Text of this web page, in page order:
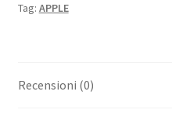
Tag: APPLE
Recensioni (0)